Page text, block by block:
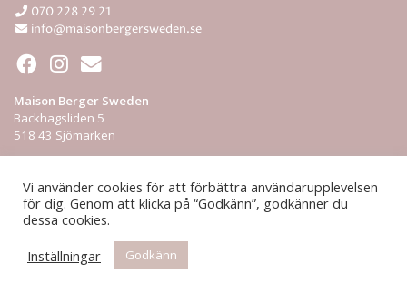
070 228 29 21
info@maisonbergersweden.se
Maison Berger Sweden
Backhagsliden 5
518 43 Sjömarken
ÅF-login
© 2026 Maison Berger Sweden
Vi använder cookies för att förbättra användarupplevelsen
för dig. Genom att klicka på “Godkänn”, godkänner du
dessa cookies.
Inställningar
Godkänn